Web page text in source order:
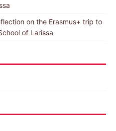
on the Erasmus+ trip to
of Larissa